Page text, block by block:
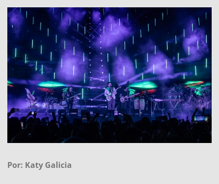
Por: Katy Galicia